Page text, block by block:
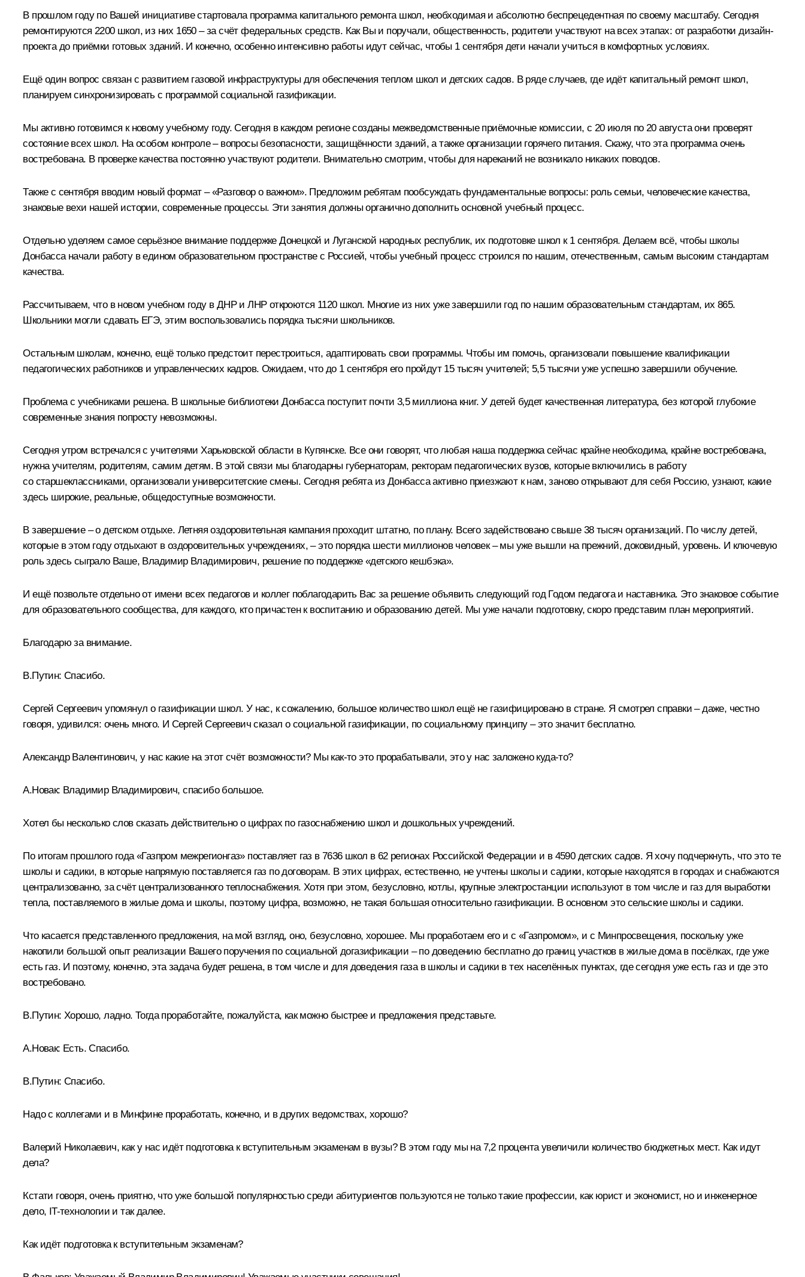
В прошлом году по Вашей инициативе стартовала программа капитального ремонта школ, необходимая и абсолютно беспрецедентная по своему масштабу. Сегодня
ремонтируются 2200 школ, из них 1650 – за счёт федеральных средств. Как Вы и поручали, общественность, родители участвуют на всех этапах: от разработки дизайн-
проекта до приёмки готовых зданий. И конечно, особенно интенсивно работы идут сейчас, чтобы 1 сентября дети начали учиться в комфортных условиях.
Ещё один вопрос связан с развитием газовой инфраструктуры для обеспечения теплом школ и детских садов. В ряде случаев, где идёт капитальный ремонт школ,
планируем синхронизировать с программой социальной газификации.
Мы активно готовимся к новому учебному году. Сегодня в каждом регионе созданы межведомственные приёмочные комиссии, с 20 июля по 20 августа они проверят
состояние всех школ. На особом контроле – вопросы безопасности, защищённости зданий, а также организации горячего питания. Скажу, что эта программа очень
востребована. В проверке качества постоянно участвуют родители. Внимательно смотрим, чтобы для нареканий не возникало никаких поводов.
Также с сентября вводим новый формат – «Разговор о важном». Предложим ребятам пообсуждать фундаментальные вопросы: роль семьи, человеческие качества,
знаковые вехи нашей истории, современные процессы. Эти занятия должны органично дополнить основной учебный процесс.
Отдельно уделяем самое серьёзное внимание поддержке Донецкой и Луганской народных республик, их подготовке школ к 1 сентября. Делаем всё, чтобы школы
Донбасса начали работу в едином образовательном пространстве с Россией, чтобы учебный процесс строился по нашим, отечественным, самым высоким стандартам
качества.
Рассчитываем, что в новом учебном году в ДНР и ЛНР откроются 1120 школ. Многие из них уже завершили год по нашим образовательным стандартам, их 865.
Школьники могли сдавать ЕГЭ, этим воспользовались порядка тысячи школьников.
Остальным школам, конечно, ещё только предстоит перестроиться, адаптировать свои программы. Чтобы им помочь, организовали повышение квалификации
педагогических работников и управленческих кадров. Ожидаем, что до 1 сентября его пройдут 15 тысяч учителей; 5,5 тысячи уже успешно завершили обучение.
Проблема с учебниками решена. В школьные библиотеки Донбасса поступит почти 3,5 миллиона книг. У детей будет качественная литература, без которой глубокие
современные знания попросту невозможны.
Сегодня утром встречался с учителями Харьковской области в Купянске. Все они говорят, что любая наша поддержка сейчас крайне необходима, крайне востребована,
нужна учителям, родителям, самим детям. В этой связи мы благодарны губернаторам, ректорам педагогических вузов, которые включились в работу
со старшеклассниками, организовали университетские смены. Сегодня ребята из Донбасса активно приезжают к нам, заново открывают для себя Россию, узнают, какие
здесь широкие, реальные, общедоступные возможности.
В завершение – о детском отдыхе. Летняя оздоровительная кампания проходит штатно, по плану. Всего задействовано свыше 38 тысяч организаций. По числу детей,
которые в этом году отдыхают в оздоровительных учреждениях, – это порядка шести миллионов человек – мы уже вышли на прежний, доковидный, уровень. И ключевую
роль здесь сыграло Ваше, Владимир Владимирович, решение по поддержке «детского кешбэка».
И ещё позвольте отдельно от имени всех педагогов и коллег поблагодарить Вас за решение объявить следующий год Годом педагога и наставника. Это знаковое событие
для образовательного сообщества, для каждого, кто причастен к воспитанию и образованию детей. Мы уже начали подготовку, скоро представим план мероприятий.
Благодарю за внимание.
В.Путин: Спасибо.
Сергей Сергеевич упомянул о газификации школ. У нас, к сожалению, большое количество школ ещё не газифицировано в стране. Я смотрел справки – даже, честно
говоря, удивился: очень много. И Сергей Сергеевич сказал о социальной газификации, по социальному принципу – это значит бесплатно.
Александр Валентинович, у нас какие на этот счёт возможности? Мы как-то это прорабатывали, это у нас заложено куда-то?
А.Новак: Владимир Владимирович, спасибо большое.
Хотел бы несколько слов сказать действительно о цифрах по газоснабжению школ и дошкольных учреждений.
По итогам прошлого года «Газпром межрегионгаз» поставляет газ в 7636 школ в 62 регионах Российской Федерации и в 4590 детских садов. Я хочу подчеркнуть, что это те
школы и садики, в которые напрямую поставляется газ по договорам. В этих цифрах, естественно, не учтены школы и садики, которые находятся в городах и снабжаются
централизованно, за счёт централизованного теплоснабжения. Хотя при этом, безусловно, котлы, крупные электростанции используют в том числе и газ для выработки
тепла, поставляемого в жилые дома и школы, поэтому цифра, возможно, не такая большая относительно газификации. В основном это сельские школы и садики.
Что касается представленного предложения, на мой взгляд, оно, безусловно, хорошее. Мы проработаем его и с «Газпромом», и с Минпросвещения, поскольку уже
накопили большой опыт реализации Вашего поручения по социальной догазификации – по доведению бесплатно до границ участков в жилые дома в посёлках, где уже
есть газ. И поэтому, конечно, эта задача будет решена, в том числе и для доведения газа в школы и садики в тех населённых пунктах, где сегодня уже есть газ и где это
востребовано.
В.Путин: Хорошо, ладно. Тогда проработайте, пожалуйста, как можно быстрее и предложения представьте.
А.Новак: Есть. Спасибо.
В.Путин: Спасибо.
Надо с коллегами и в Минфине проработать, конечно, и в других ведомствах, хорошо?
Валерий Николаевич, как у нас идёт подготовка к вступительным экзаменам в вузы? В этом году мы на 7,2 процента увеличили количество бюджетных мест. Как идут
дела?
Кстати говоря, очень приятно, что уже большой популярностью среди абитуриентов пользуются не только такие профессии, как юрист и экономист, но и инженерное
дело, IT-технологии и так далее.
Как идёт подготовка к вступительным экзаменам?